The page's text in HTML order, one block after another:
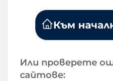
Към
Или проверете
сайтове: